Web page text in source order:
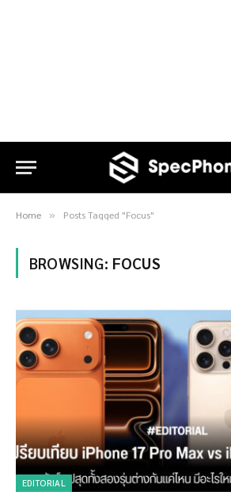
Home » Posts Tagged "Focus"
BROWSING: FOCUS
EDITORIAL